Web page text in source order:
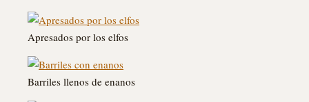
Apresados por los elfos
Barriles llenos de enanos